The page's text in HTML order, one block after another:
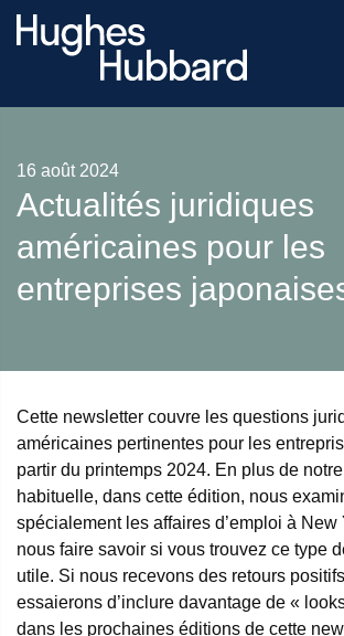
16 août 2024
Actualités juridiques
américaines pour les
entreprises
Cette newsletter couvre les questions
américaines pertinentes pour les
partir du printemps 2024. En plus de
habituelle, dans cette édition, nous
spécialement les affaires d’emploi à New
nous faire savoir si vous trouvez ce type
utile. Si nous recevons des retours
essaierons d’inclure davantage de «
dans les prochaines éditions de cette